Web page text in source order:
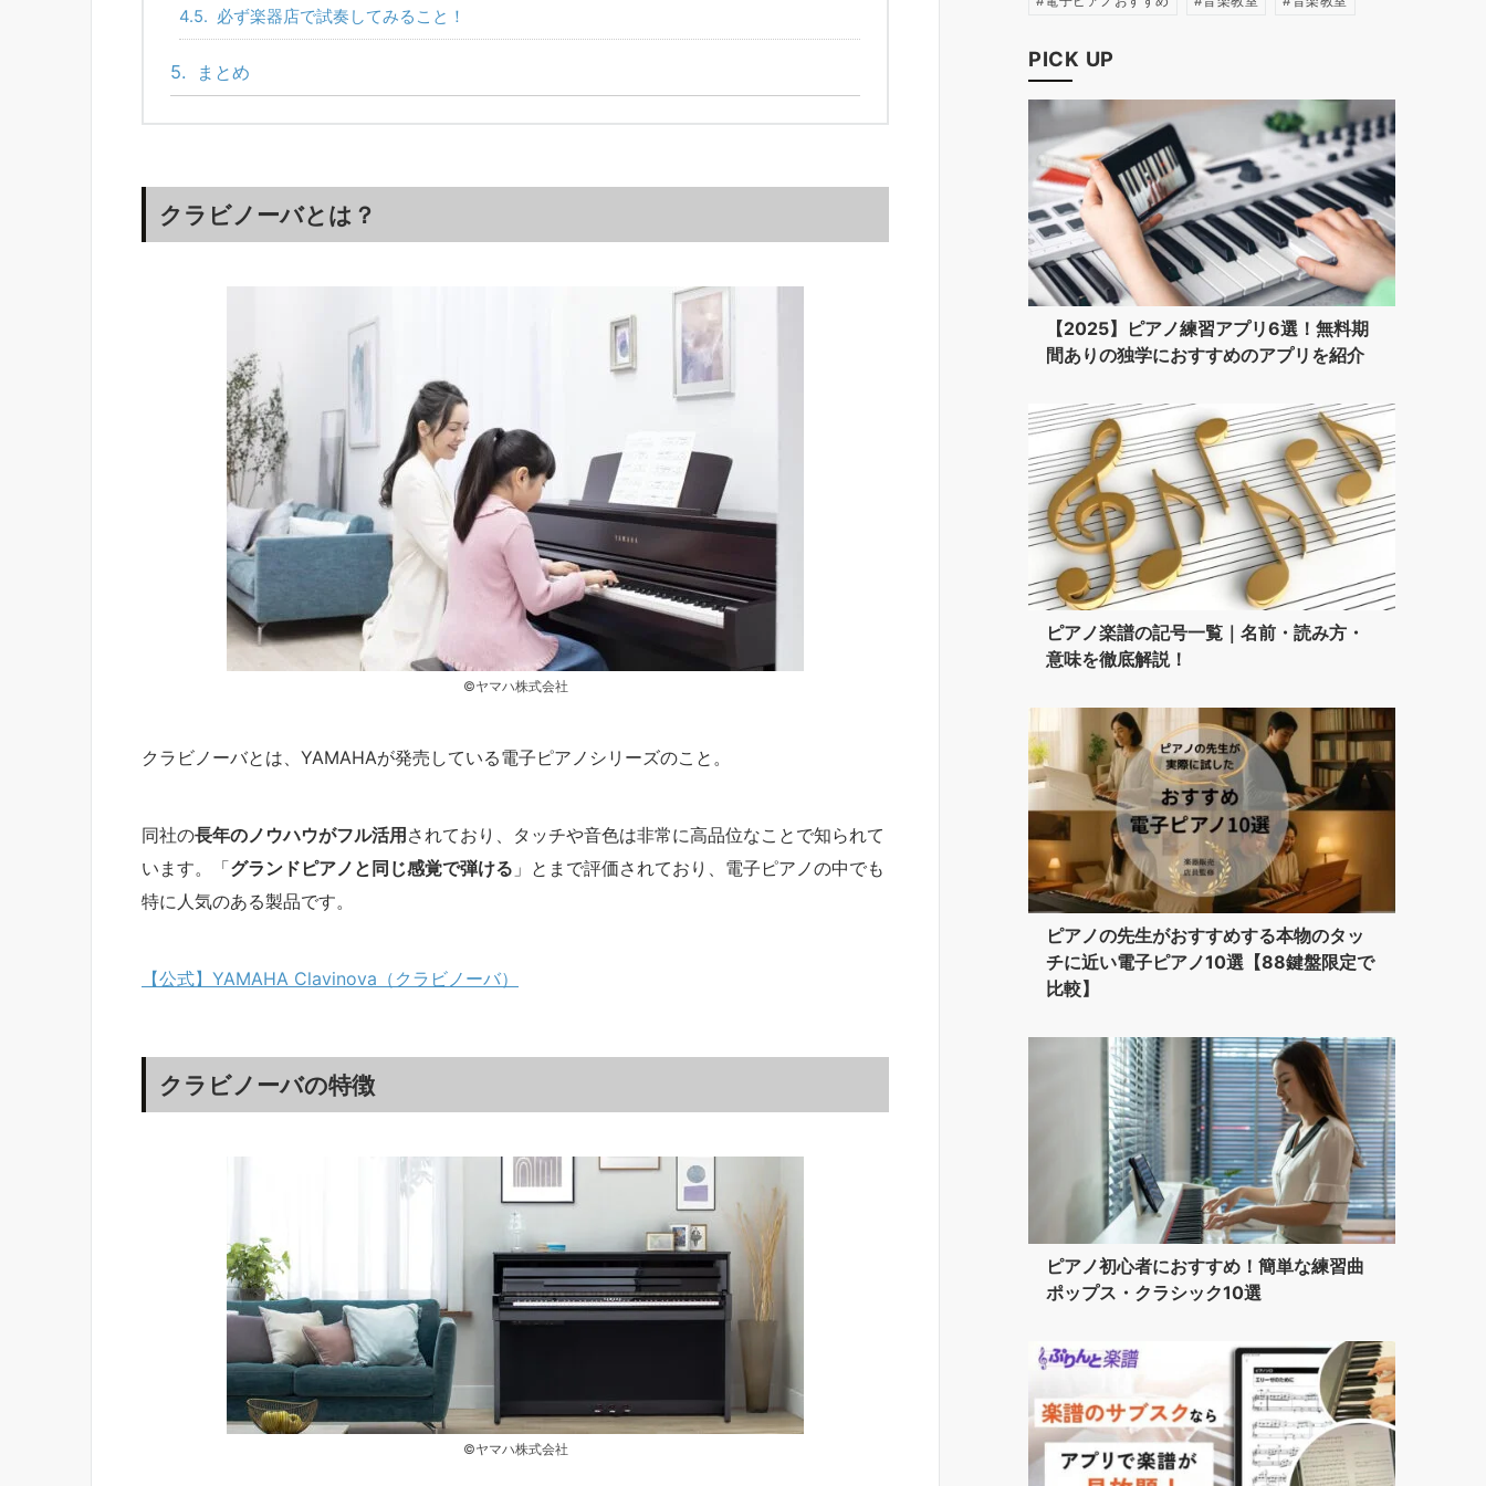
4.5. 必ず楽器店で試奏してみること！
5. まとめ
クラビノーバとは？
©ヤマハ株式会社
クラビノーバとは、YAMAHAが発売している電子ピアノシリーズのこと。
同社の長年のノウハウがフル活用されており、タッチや音色は非常に高品位なことで知られて
います。「グランドピアノと同じ感覚で弾ける 」とまで評価されており、電子ピアノの中でも
特に人気のある製品です。
【公式】YAMAHA Clavinova（クラビノーバ）
クラビノーバの特徴
©ヤマハ株式会社
PICK UP
【2025】ピアノ練習アプリ6選！無料期
間ありの独学におすすめのアプリを紹介
ピアノ楽譜の記号一覧｜名前・読み方・
意味を徹底解説！
ピアノの先生がおすすめする本物のタッ
チに近い電子ピアノ10選【88鍵盤限定で
比較】
ピアノ初心者におすすめ！簡単な練習曲
ポップス・クラシック10選